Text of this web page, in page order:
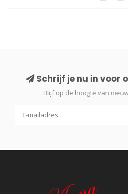
Schrijf je nu in voor
Blijf op de hoogte van